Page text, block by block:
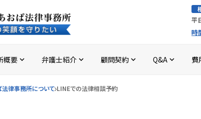
平
時
概要 expand_more 弁護士紹介 expand_more 顧問契約 expand_more Q&A expand_more 費
律事務所について LINEでの法律相談予約